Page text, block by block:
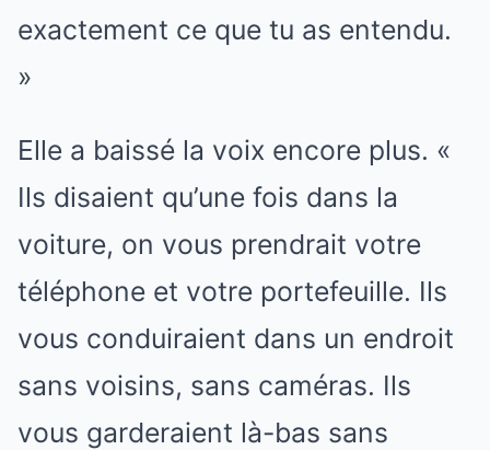
exactement ce que tu as entendu.
»
Elle a baissé la voix encore plus. «
Ils disaient qu’une fois dans la
voiture, on vous prendrait votre
téléphone et votre portefeuille. Ils
vous conduiraient dans un endroit
sans voisins, sans caméras. Ils
vous garderaient là-bas sans